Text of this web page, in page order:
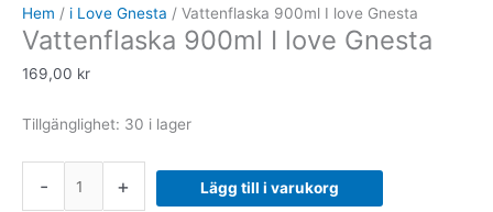
Hem / i Love Gnesta / Vattenflaska 900ml I love Gnesta
Vattenflaska 900ml I love Gnesta
169,00 kr
Tillgänglighet: 30 i lager
-
I
love
mängd
+ Lägg till i varukorg